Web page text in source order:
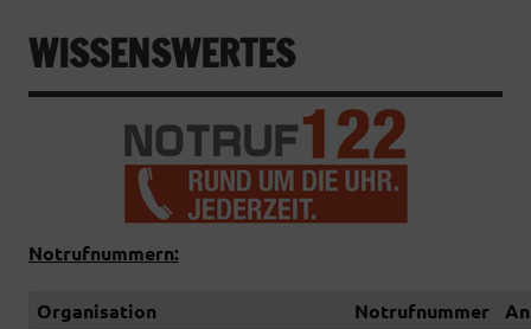
WISSENSWERTES
Notrufnummern:
Organisation Notrufnummer